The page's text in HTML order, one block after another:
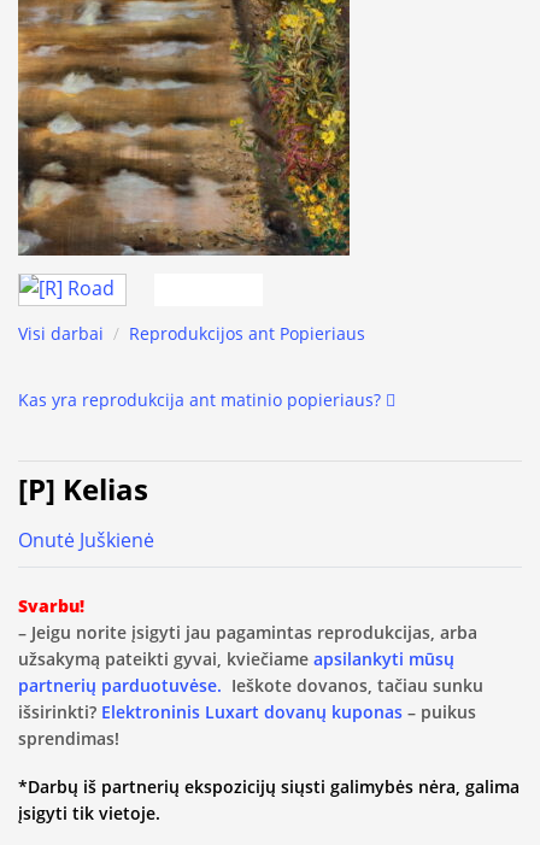
Visi darbai / Reprodukcijos ant Popieriaus
Kas yra reprodukcija ant matinio popieriaus?
[P] Kelias
Onutė Juškienė
Svarbu!
– Jeigu norite įsigyti jau pagamintas reprodukcijas, arba
užsakymą pateikti gyvai, kviečiame apsilankyti mūsų
partnerių parduotuvėse. Ieškote dovanos, tačiau sunku
išsirinkti? Elektroninis Luxart dovanų kuponas – puikus
sprendimas!
*Darbų iš partnerių ekspozicijų siųsti galimybės nėra, galima
įsigyti tik vietoje.